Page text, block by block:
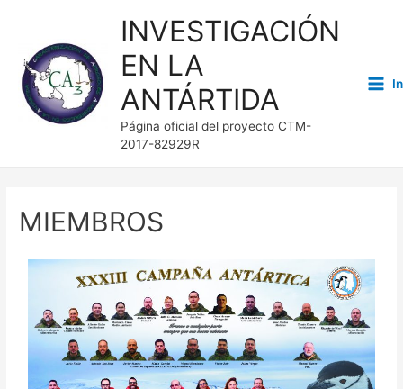
INVESTIGACIÓN
EN LA
ANTÁRTIDA
Página oficial del proyecto CTM-
2017-82929R
MIEMBROS